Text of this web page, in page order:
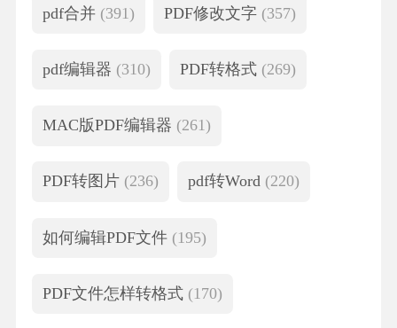
pdf合并 (391) PDF修改文字 (357)
pdf编辑器 (310) PDF转格式 (269)
MAC版PDF编辑器 (261)
PDF转图片 (236) pdf转Word (220)
如何编辑PDF文件 (195)
PDF文件怎样转格式 (170)